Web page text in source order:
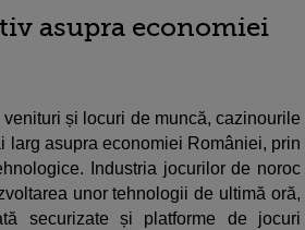
asupra economiei
și locuri de muncă, cazinourile
larg asupra economiei României, prin
Industria jocurilor de noroc
unor tehnologii de ultimă oră,
securizate și platforme de jocuri